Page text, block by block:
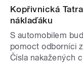
Kopřivnická
náklaďáku
S automobilem
pomoct odborníci
Čísla nakažených